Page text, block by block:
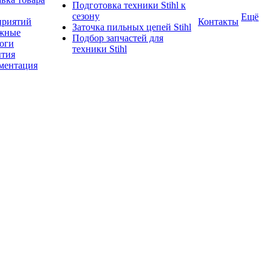
Подготовка техники Stihl к
сезону
Заточка пильных цепей Stihl
Подбор запчастей для
техники Stihl
Контакты Ещё